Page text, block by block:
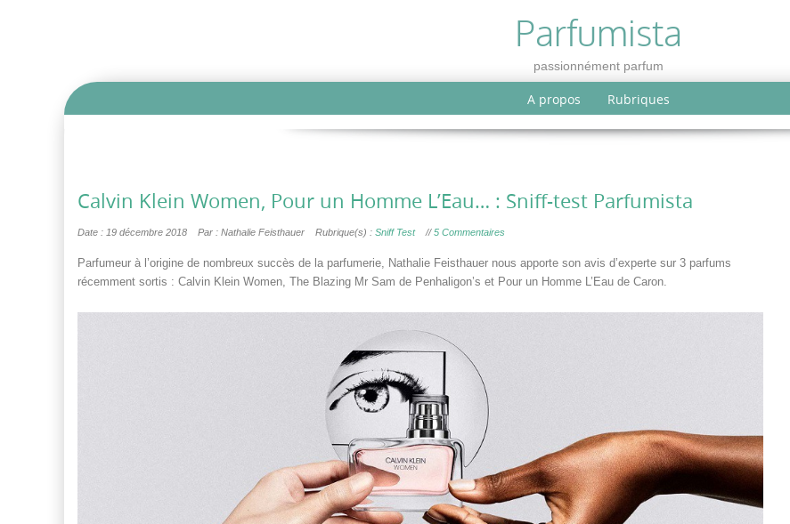
Parfumista
passionnément parfum
A propos Rubriques
Calvin Klein Women, Pour un Homme L’Eau… : Sniff-test Parfumista
Date : 19 décembre 2018 Par : Nathalie Feisthauer Rubrique(s) : Sniff Test //5 Commentaires
Parfumeur à l’origine de nombreux succès de la parfumerie, Nathalie Feisthauer nous apporte son avis d’experte sur 3 parfums
récemment sortis : Calvin Klein Women, The Blazing Mr Sam de Penhaligon’s et Pour un Homme L’Eau de Caron.